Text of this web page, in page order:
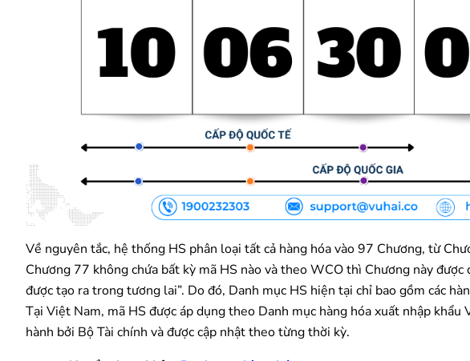
Về nguyên tắc, hệ thống HS phân loại tất cả hàng hóa vào 97 Chương, từ
Chương 77 không chứa bất kỳ mã HS nào và theo WCO thì Chương này được
được tạo ra trong tương lai”. Do đó, Danh mục HS hiện tại chỉ bao gồm các
Tại Việt Nam, mã HS được áp dụng theo Danh mục hàng hóa xuất nhập khẩu
hành bởi Bộ Tài chính và được cập nhật theo từng thời kỳ.